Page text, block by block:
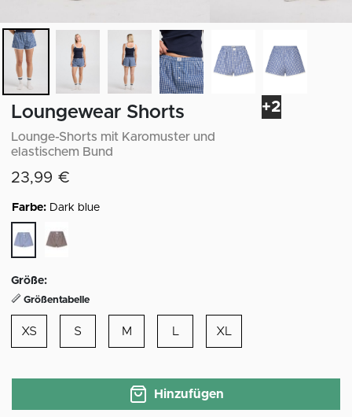
+2
Loungewear Shorts
Lounge-Shorts mit Karomuster und
elastischem Bund
23,99 €
Farbe: Dark blue
Größe:
Größentabelle
XS S M XL
Hinzufügen